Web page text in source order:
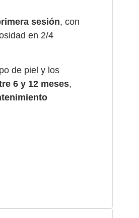
sesión, con
en 2/4
de piel y los
6 y 12 meses,